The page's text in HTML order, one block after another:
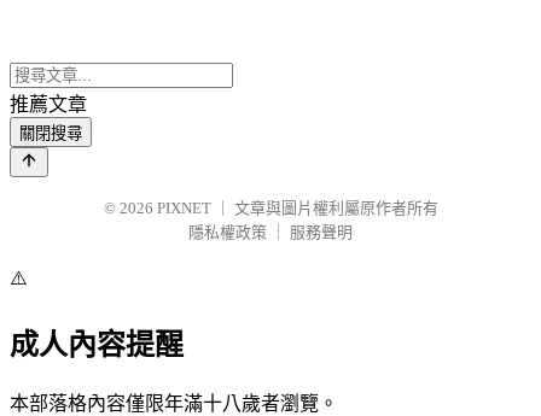
推薦文章
關閉搜尋
© 2026 PIXNET
文章與圖片權利屬原作者所有
隱私權政策
服務聲明
⚠️
成人內容提醒
本部落格內容僅限年滿十八歲者瀏覽。